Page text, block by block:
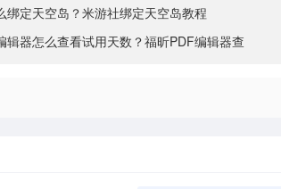
绑定天空岛？米游社绑定天空岛教程
辑器怎么查看试用天数？福昕PDF编辑器查